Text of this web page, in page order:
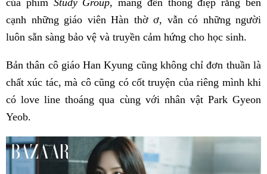
cạnh những giáo viên Hàn thờ ơ, vẫn có những người
luôn sẵn sàng bảo vệ và truyền cảm hứng cho học sinh.
Bản thân cô giáo Han Kyung cũng không chỉ đơn thuần là
chất xúc tác, mà cô cũng có cốt truyện của riêng mình khi
có love line thoáng qua cùng với nhân vật Park Gyeon
Yeob.